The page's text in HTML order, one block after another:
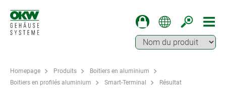
Homepage Produits
Boitiers en aluminium
Boitiers en profilés aluminium
Smart-Terminal Résultat